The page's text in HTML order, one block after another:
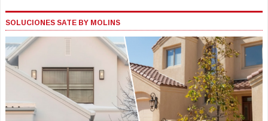
SOLUCIONES SATE BY MOLINS